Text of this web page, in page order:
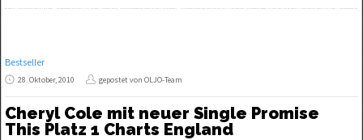
Bestseller
28. Oktober, 2010 gepostet von OLJO-Team
Cheryl Cole mit neuer Single Promise
This Platz 1 Charts England